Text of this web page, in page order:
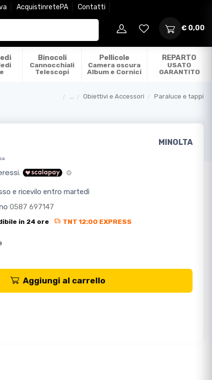
AcquistinretePA Contatti
€ 0,00
Binocoli
Cannocchiali
Telescopi
Pellicole
Camera oscura
Album e Cornici
REPARTO
USATO
GARANTITO
Obiettivi e Accessori Paraluce e tappi
MINOLTA
e ricevilo entro martedì
0587 697147
in 24 ore TNT 12:00 EXPRESS
Aggiungi al carrello